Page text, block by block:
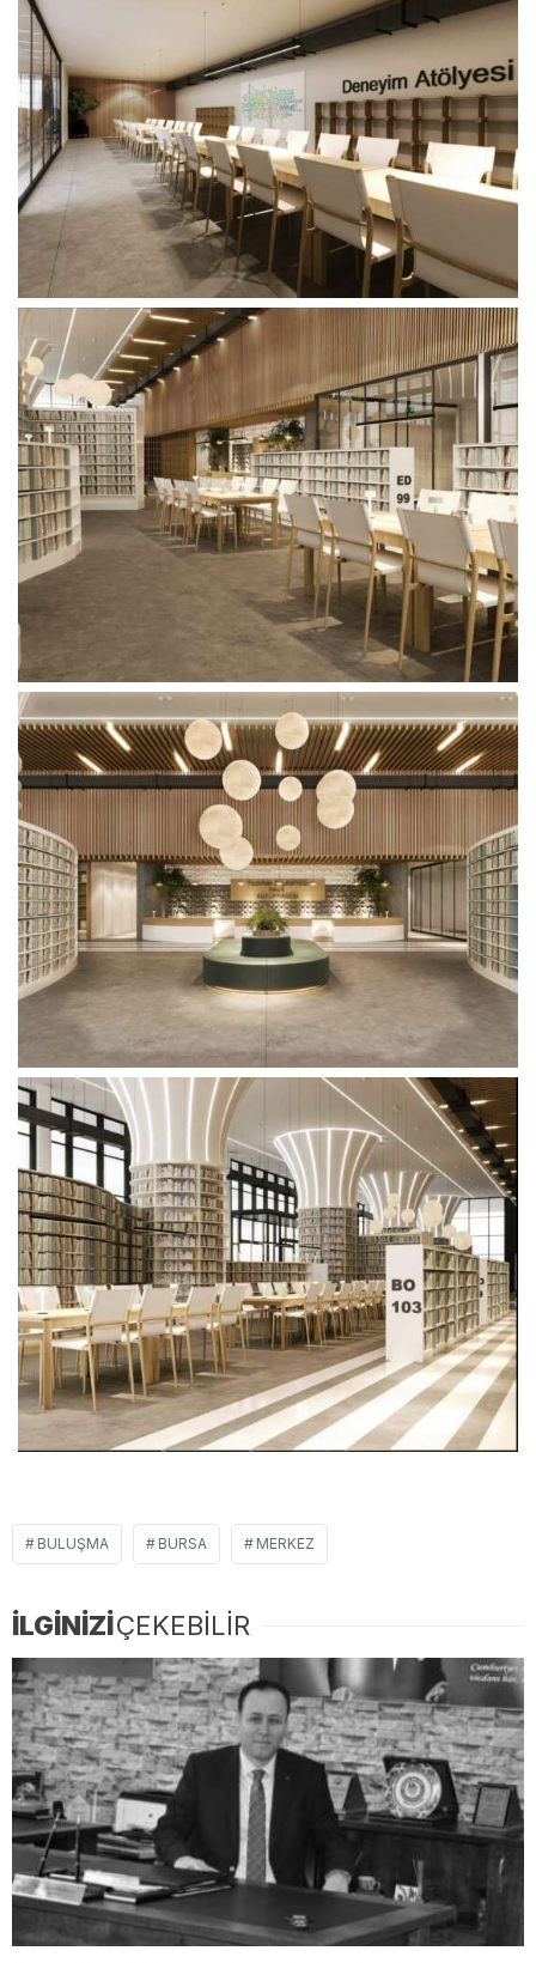
BULUŞMA BURSA MERKEZ
İLGİNİZİÇEKEBİLİR